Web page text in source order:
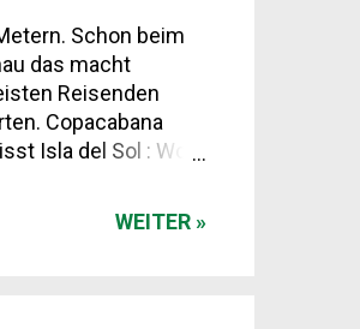
Schon beim
das macht
Reisenden
Copacabana
Isla del Sol : Wohl
merkt es sofort.
WEITER »